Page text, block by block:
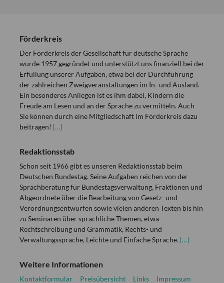
Förderkreis
Der Förderkreis der Gesellschaft für deutsche Sprache
wurde 1957 gegründet und unterstützt uns finanziell bei der
Erfüllung unserer Aufgaben, etwa bei der Durchführung
der zahlreichen Zweigveranstaltungen im In- und Ausland.
Ein besonderes Anliegen ist es ihm dabei, Kindern die
Freude am Lesen und an der Sprache zu vermitteln. Auch
Sie können durch eine Mitgliedschaft im Förderkreis dazu
beitragen! […]
Redaktionsstab
Schon seit 1966 gibt es unseren Redaktionsstab beim
Deutschen Bundestag. Seine Aufgaben reichen von der
Sprachberatung für Bundestagsverwaltung, Fraktionen und
Abgeordnete über die Bearbeitung von Gesetz- und
Verordnungsentwürfen sowie vielen anderen Texten bis hin
zu Seminaren über sprachliche Themen, etwa
Rechtschreibung und Grammatik, Rechts- und
Verwaltungssprache, Leichte und Einfache Sprache. […]
Weitere Informationen
Kontaktformular Preisübersicht Links
Impressum